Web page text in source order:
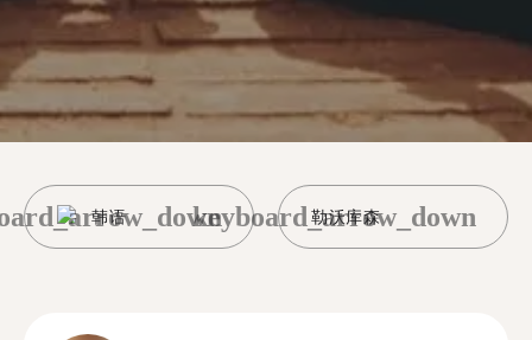
韩语 勒沃库森
keyboard_arrow_down